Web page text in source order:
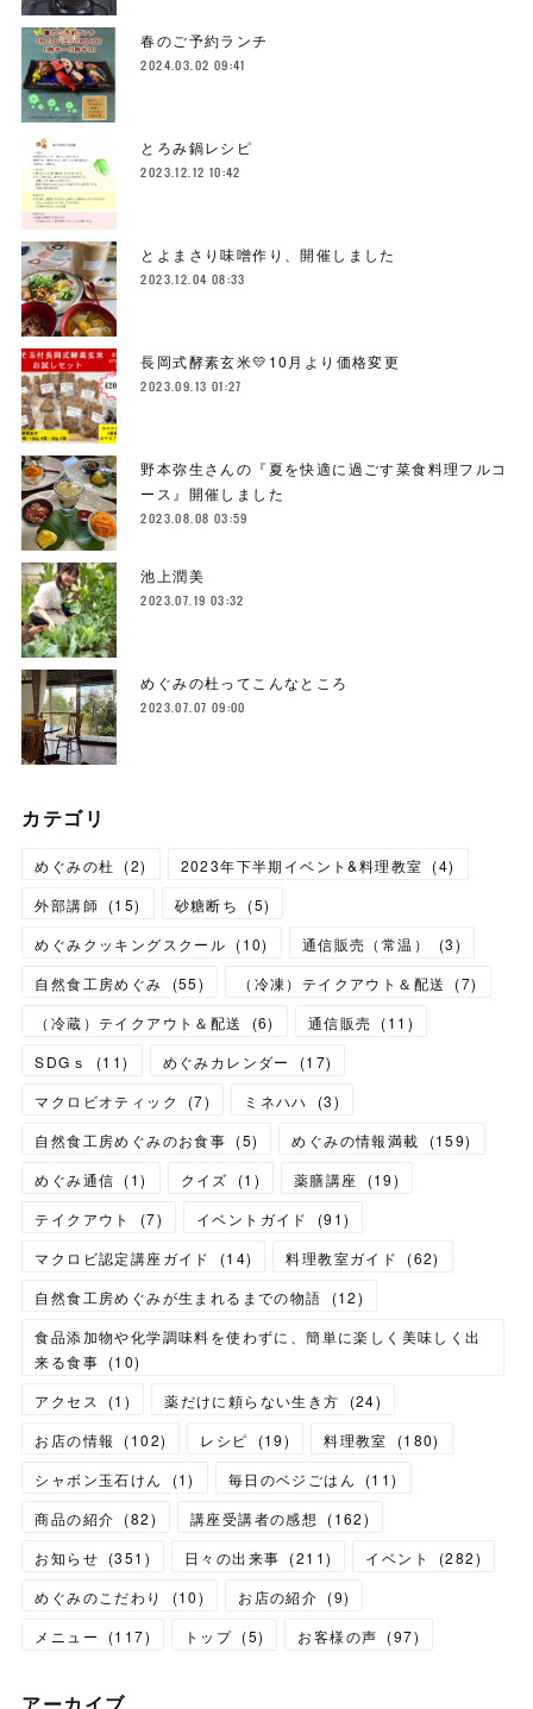
春のご予約ランチ
2024.03.02 09:41
とろみ鍋レシピ
2023.12.12 10:42
とよまさり味噌作り、開催しました
2023.12.04 08:33
長岡式酵素玄米💛10月より価格変更
2023.09.13 01:27
野本弥生さんの『夏を快適に過ごす菜食料理フルコ
ース』開催しました
2023.08.08 03:59
池上潤美
2023.07.19 03:32
めぐみの杜ってこんなところ
2023.07.07 09:00
カテゴリ
めぐみの杜 (2) 2023年下半期イベント&料理教室 (4)
外部講師 (15) 砂糖断ち (5)
めぐみクッキングスクール (10) 通信販売（常温） (3)
自然食工房めぐみ
(55) （冷凍）テイクアウト＆配送 (7)
（冷蔵）テイクアウト＆配送
(6) 通信販売 (11 )
SDGｓ
(11) めぐみカレンダー (17)
マクロビオティック
(7) ミネハハ (3)
自然食工房めぐみのお食事 (5) めぐみの情報満載 (159)
めぐみ通信 (1) クイズ (1 ) 薬膳講座 (19)
テイクアウト
(7) イベントガイド (91)
マクロビ認定講座ガイド
(14) 料理教室ガイド (62)
自然食工房めぐみが生まれるまでの物語
(12)
食品添加物や化学調味料を使わずに、簡単に楽しく美味しく出
来る食事 (10)
アクセス
(1 ) 薬だけに頼らない生き方 (24)
お店の情報
(102) レシピ (19) 料理教室 (180)
シャボン玉石けん
(1) 毎日のベジごはん (11)
商品の紹介 (82) 講座受講者の感想 (162)
お知らせ (351 ) 日々の出来事 (211) イベント (282)
めぐみのこだわり
(10) お店の紹介 (9)
メニュー
(117) トップ (5) お客様の声 (97)